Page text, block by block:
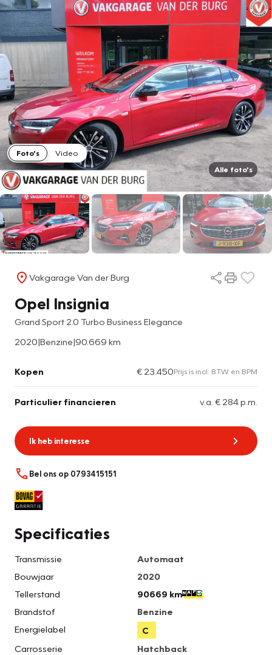
Foto's
Video
Alle foto's
Vakgarage Van der Burg
Opel Insignia
Grand Sport 2.0 Turbo Business Elegance
2020|Benzine|90.669 km
Kopen € 23.450Prijs is incl. BTW en BPM
Particulier financieren v.a. € 284 p.m.
Ik heb interesse
Bel ons op 0793415151
Specificaties
Transmissie
Automaat
Bouwjaar
2020
Tellerstand
90669 km
Brandstof
Benzine
Energielabel
C
Carrosserie
Hatchback